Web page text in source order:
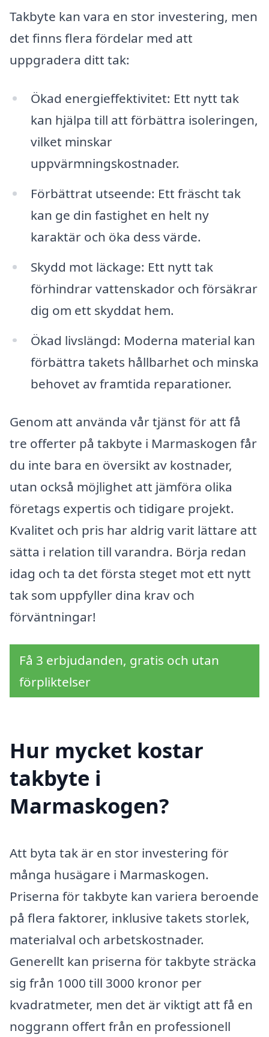
Takbyte kan vara en stor investering, men
det finns flera fördelar med att
uppgradera ditt tak:
Ökad energi­effektivitet: Ett nytt tak
kan hjälpa till att förbättra isoleringen,
vilket minskar
uppvärmningskostnader.
Förbättrat utseende: Ett fräscht tak
kan ge din fastighet en helt ny
karaktär och öka dess värde.
Skydd mot läckage: Ett nytt tak
förhindrar vattenskador och försäkrar
dig om ett skyddat hem.
Ökad livslängd: Moderna material kan
förbättra takets hållbarhet och minska
behovet av framtida reparationer.
Genom att använda vår tjänst för att få
tre offerter på takbyte i Marmaskogen får
du inte bara en översikt av kostnader,
utan också möjlighet att jämföra olika
företags expertis och tidigare projekt.
Kvalitet och pris har aldrig varit lättare att
sätta i relation till varandra. Börja redan
idag och ta det första steget mot ett nytt
tak som uppfyller dina krav och
förväntningar!
Få 3 erbjudanden, gratis och utan
förpliktelser
Hur mycket kostar
takbyte i
Marmaskogen?
Att byta tak är en stor investering för
många husägare i Marmaskogen.
Priserna för takbyte kan variera beroende
på flera faktorer, inklusive takets storlek,
materialval och arbetskostnader.
Generellt kan priserna för takbyte sträcka
sig från 1000 till 3000 kronor per
kvadratmeter, men det är viktigt att få en
noggrann offert från en professionell